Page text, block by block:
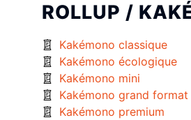
ROLLUP /
Kakémono classique
Kakémono écologique
Kakémono mini
Kakémono grand format
Kakémono premium